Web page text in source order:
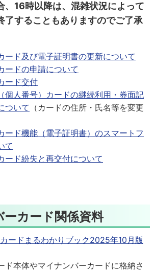
、16時以降は、混雑状況によって
了することもありますのでご了承
ード及び電子証明書の更新について
ードの申請について
ード交付
個人番号）カードの継続利用・券面記
ついて （カードの住所・氏名等を変更
ード機能（電子証明書）のスマートフ
て
ード紛失と再交付について
カード関係資料
ードまるわかりブック2025年10月版
本体やマイナンバーカードに格納さ